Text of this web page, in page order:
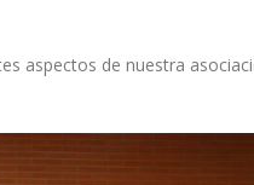
aspectos de nuestra